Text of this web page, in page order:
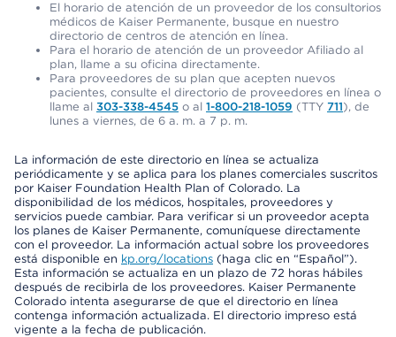
El horario de atención de un proveedor de los consultorios
médicos de Kaiser Permanente, busque en nuestro
directorio de centros de atención en línea.
Para el horario de atención de un proveedor Afiliado al
plan, llame a su oficina directamente.
Para proveedores de su plan que acepten nuevos
pacientes, consulte el directorio de proveedores en línea o
llame al 303-338-4545 o al 1-800-218-1059 (TTY 711), de
lunes a viernes, de 6 a. m. a 7 p. m.
La información de este directorio en línea se actualiza
periódicamente y se aplica para los planes comerciales suscritos
por Kaiser Foundation Health Plan of Colorado. La
disponibilidad de los médicos, hospitales, proveedores y
servicios puede cambiar. Para verificar si un proveedor acepta
los planes de Kaiser Permanente, comuníquese directamente
con el proveedor. La información actual sobre los proveedores
está disponible en kp.org/locations (haga clic en “Español”).
Esta información se actualiza en un plazo de 72 horas hábiles
después de recibirla de los proveedores. Kaiser Permanente
Colorado intenta asegurarse de que el directorio en línea
contenga información actualizada. El directorio impreso está
vigente a la fecha de publicación.